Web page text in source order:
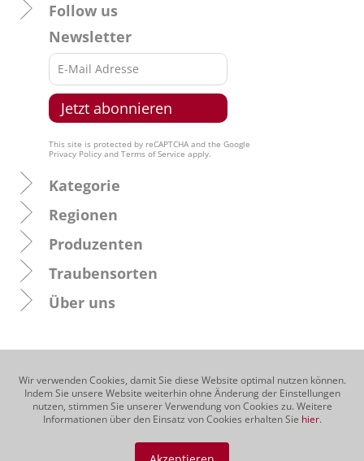
Wir verwenden Cookies, damit Sie diese Website optimal nutzen können.
Indem Sie unsere Website weiterhin ohne Änderung der Einstellungen
nutzen, stimmen Sie unserer Verwendung von Cookies zu. Weitere
Informationen über den Einsatz von Cookies erhalten Sie hier.
Follow us
Newsletter
This site is protected by reCAPTCHA and the Google
Privacy Policy and Terms of Service apply.
Kategorie
Regionen
Produzenten
Traubensorten
Über uns